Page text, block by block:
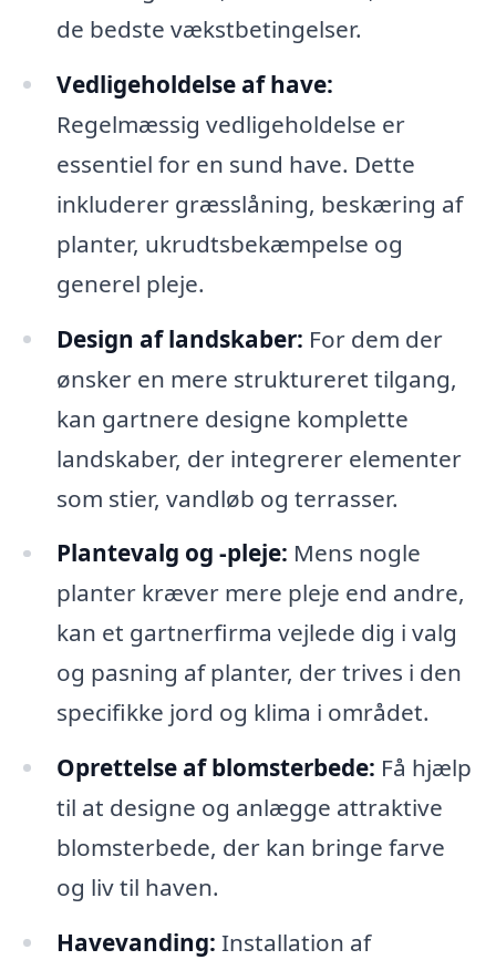
de bedste vækstbetingelser.
Vedligeholdelse af have:
Regelmæssig vedligeholdelse er
essentiel for en sund have. Dette
inkluderer græsslåning, beskæring af
planter, ukrudtsbekæmpelse og
generel pleje.
Design af landskaber: For dem der
ønsker en mere struktureret tilgang,
kan gartnere designe komplette
landskaber, der integrerer elementer
som stier, vandløb og terrasser.
Plantevalg og -pleje: Mens nogle
planter kræver mere pleje end andre,
kan et gartnerfirma vejlede dig i valg
og pasning af planter, der trives i den
specifikke jord og klima i området.
Oprettelse af blomsterbede: Få hjælp
til at designe og anlægge attraktive
blomsterbede, der kan bringe farve
og liv til haven.
Havevanding: Installation af